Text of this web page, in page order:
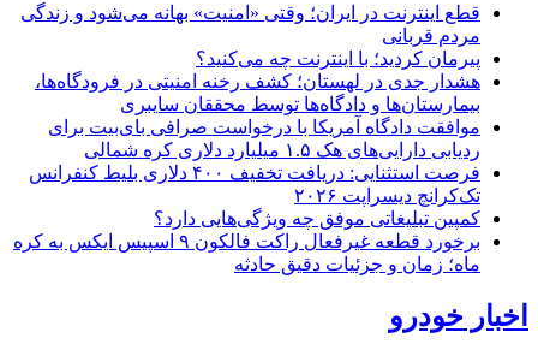
قطع اینترنت در ایران؛ وقتی «امنیت» بهانه می‌شود و زندگی
مردم قربانی
پیرمان کردید؛ با اینترنت چه می‌کنید؟
هشدار جدی در لهستان؛ کشف رخنه امنیتی در فرودگاه‌ها،
بیمارستان‌ها و دادگاه‌ها توسط محققان سایبری
موافقت دادگاه آمریکا با درخواست صرافی بای‌بیت برای
ردیابی دارایی‌های هک ۱.۵ میلیارد دلاری کره شمالی
فرصت استثنایی: دریافت تخفیف ۴۰۰ دلاری بلیط کنفرانس
تک‌کرانچ دیسراپت ۲۰۲۶
کمپین تبلیغاتی موفق چه ویژگی‌هایی دارد؟
برخورد قطعه غیرفعال راکت فالکون ۹ اسپیس ایکس به کره
ماه؛ زمان و جزئیات دقیق حادثه
اخبار خودرو